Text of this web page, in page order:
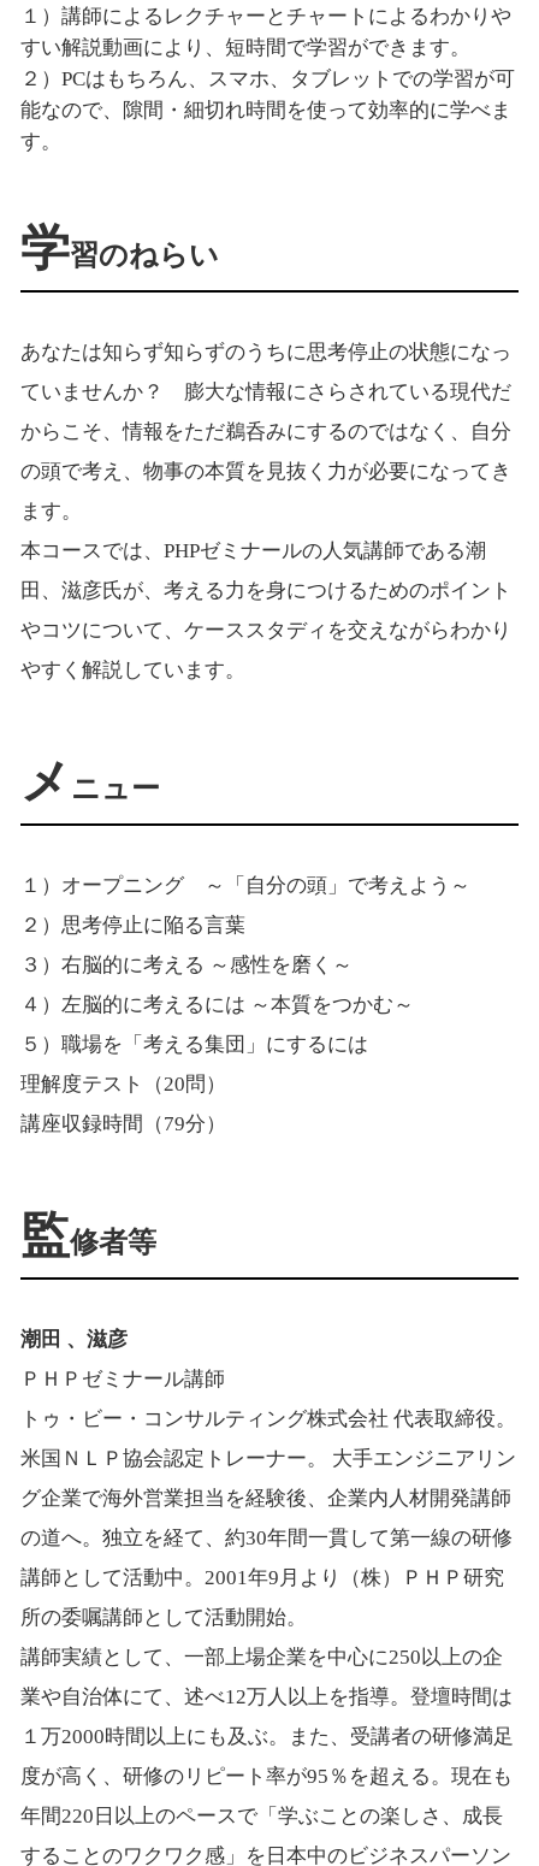
１）講師によるレクチャーとチャートによるわかりや
すい解説動画により、短時間で学習ができます。
２）PCはもちろん、スマホ、タブレットでの学習が可
能なので、隙間・細切れ時間を使って効率的に学べま
す。
学習のねらい
あなたは知らず知らずのうちに思考停止の状態になっ
ていませんか？ 膨大な情報にさらされている現代だ
からこそ、情報をただ鵜呑みにするのではなく、自分
の頭で考え、物事の本質を見抜く力が必要になってき
ます。
本コースでは、PHPゼミナールの人気講師である潮
田、滋彦氏が、考える力を身につけるためのポイント
やコツについて、ケーススタディを交えながらわかり
やすく解説しています。
メ ニュー
１）オープニング ～「自分の頭」で考えよう～
２）思考停止に陥る言葉
３）右脳的に考える ～感性を磨く～
４）左脳的に考えるには ～本質をつかむ～
５）職場を「考える集団」にするには
理解度テスト（20問）
講座収録時間（79分）
監修者等
潮田 、滋彦
ＰＨＰゼミナール講師
トゥ・ビー・コンサルティング株式会社 代表取締役。
米国ＮＬＰ協会認定トレーナー。 大手エンジニアリン
グ企業で海外営業担当を経験後、企業内人材開発講師
の道へ。独立を経て、約30年間一貫して第一線の研修
講師として活動中。2001年9月より（株）ＰＨＰ研究
所の委嘱講師として活動開始。
講師実績として、一部上場企業を中心に250以上の企
業や自治体にて、述べ12万人以上を指導。登壇時間は
１万2000時間以上にも及ぶ。また、受講者の研修満足
度が高く、研修のリピート率が95％を超える。現在も
年間220日以上のペースで「学ぶことの楽しさ、成長
することのワクワク感」を日本中のビジネスパーソン